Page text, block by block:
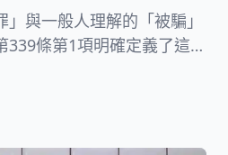
與一般人理解的「被騙」
339條第1項明確定義了這項
說，詐欺取財罪是指行為
響社會信任基礎。接下來，